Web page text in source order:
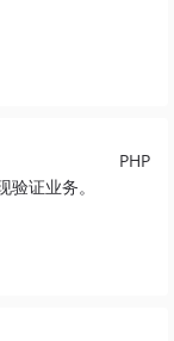
PHP
证业务。